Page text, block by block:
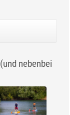
nebenbei